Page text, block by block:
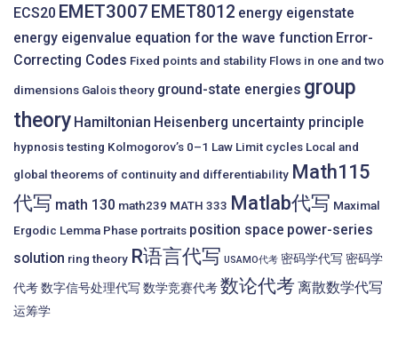
ECS20 EMET3007 EMET8012 energy eigenstate
energy eigenvalue equation for the wave function Error-
Correcting Codes Fixed points and stability Flows in one and two
dimensions Galois theory ground-state energies group
theory Hamiltonian Heisenberg uncertainty principle
hypnosis testing Kolmogorov’s 0–1 Law Limit cycles Local and
global theorems of continuity and differentiability Math115
代写 math 130 math239 MATH 333 Matlab代写 Maximal
Ergodic Lemma Phase portraits position space power-series
solution ring theory R语言代写 USAMO代考 密码学代写 密码学
代考数字信号处理代写 数学竞赛代考数论代考 离散数学代写
运筹学